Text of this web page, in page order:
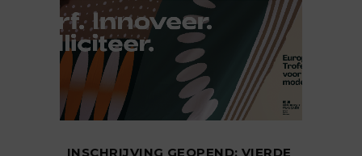
INSCHRIJVING GEOPEND: VIERDE